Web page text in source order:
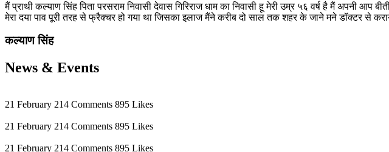
मैं प्राथी कल्याण सिंह पिता परसराम निवासी देवास गिरिराज धाम का निवासी हू मेरी उम्र ५६ वर्ष है मैं अपनी
मेरा दया पाव पूरी तरह से फ्रैक्चर हो गया था जिसका इलाज मैंने करीब दो साल तक शहर के जाने मने डॉक्टर से
कल्याण सिंह
News & Events
21 February 214 Comments 895 Likes
21 February 214 Comments 895 Likes
21 February 214 Comments 895 Likes